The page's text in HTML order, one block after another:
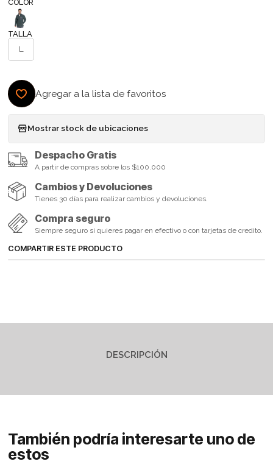
COLOR
TALLA
L
Agregar a la lista de favoritos
Mostrar stock de ubicaciones
Despacho Gratis
A partir de compras sobre los $100.000
Cambios y Devoluciones
Tienes 30 días para realizar cambios y devoluciones.
Compra seguro
Siempre seguro si quieres pagar en efectivo o con tarjetas de credito.
COMPARTIR ESTE PRODUCTO
DESCRIPCIÓN
También podría interesarte uno de
estos